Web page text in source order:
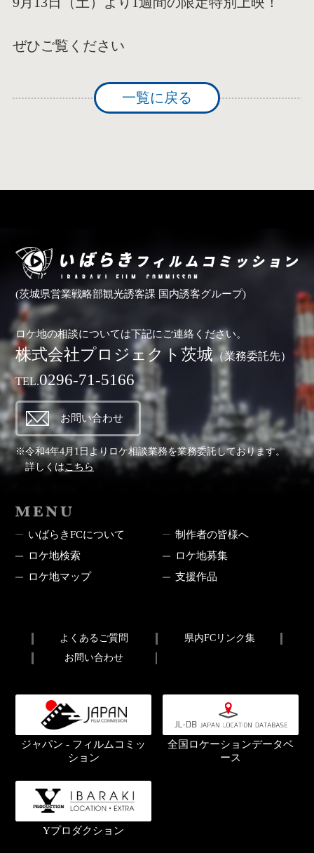
ぜひご覧ください
一覧に戻る
(茨城県営業戦略部観光誘客課 国内誘客グループ)
ロケ地の相談については下記にご連絡ください。
株式会社プロジェクト茨城（業務委託先）
TEL.0296-71-5166
お問い合わせ
※令和4年4月1日よりロケ相談業務を業務委託しております。
詳しくはこちら
いばらきFCについて
制作者の皆様へ
ロケ地検索
ロケ地募集
ロケ地マップ
支援作品
よくあるご質問
県内FCリンク集
お問い合わせ
ジャパン - フィルムコミッ
ション
全国ロケーションデータベ
ース
Yプロダクション